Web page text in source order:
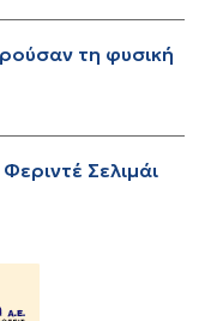
τη φυσική
Σελιμάι